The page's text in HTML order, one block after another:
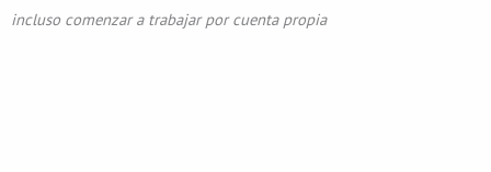
incluso comenzar a trabajar por cuenta propia